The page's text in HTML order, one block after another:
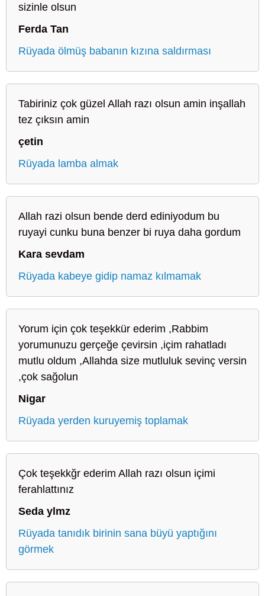
sizinle olsun
Ferda Tan
Rüyada ölmüş babanın kızına saldırması
Tabiriniz çok güzel Allah razı olsun amin inşallah
tez çıksın amin
çetin
Rüyada lamba almak
Allah razi olsun bende derd ediniyodum bu
ruyayi cunku buna benzer bi ruya daha gordum
Kara sevdam
Rüyada kabeye gidip namaz kılmamak
Yorum için çok teşekkür ederim ,Rabbim
yorumunuzu gerçeğe çevirsin ,içim rahatladı
mutlu oldum ,Allahda size mutluluk sevinç versin
,çok sağolun
Nigar
Rüyada yerden kuruyemiş toplamak
Çok teşekkğr ederim Allah razı olsun içimi
ferahlattınız
Seda ylmz
Rüyada tanıdık birinin sana büyü yaptığını
görmek